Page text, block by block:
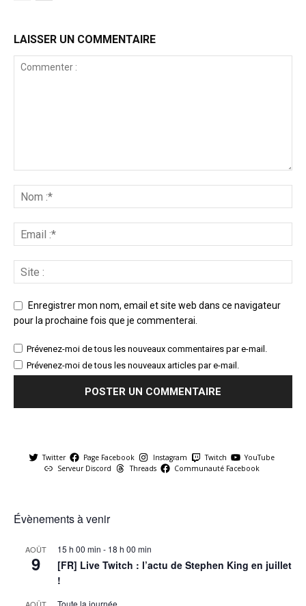
LAISSER UN COMMENTAIRE
Enregistrer mon nom, email et site web dans ce navigateur
pour la prochaine fois que je commenterai.
Prévenez-moi de tous les nouveaux commentaires par e-mail.
Prévenez-moi de tous les nouveaux articles par e-mail.
Twitter Page Facebook Instagram Twitch
YouTube
Serveur Discord
Threads Communauté Facebook
Évènements à venir
AOÛT
9
15 h 00 min - 18 h 00 min
[FR] Live Twitch : l’actu de Stephen King en juillet
!
Toute la journée